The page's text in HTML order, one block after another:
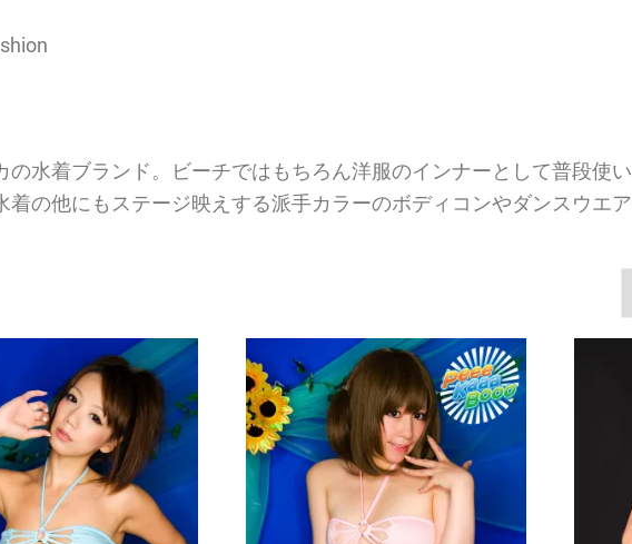
水着ブランド。ビーチではもちろん洋服のインナーとして普段使
の他にもステージ映えする派手カラーのボディコンやダンスウエ